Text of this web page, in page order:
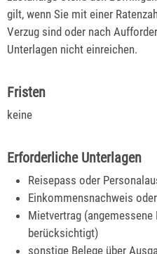
gilt, wenn Sie mit einer
Verzug sind oder nach
Unterlagen nicht einreichen.
Fristen
keine
Erforderliche Unterlagen
Reisepass oder
Einkommensnachweis
Mietvertrag
berücksichtigt)
sonstige Belege über